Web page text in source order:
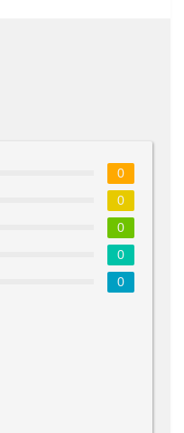
0
0
0
0
0